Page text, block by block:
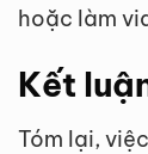
hoặc làm
Kết
Tóm lại,